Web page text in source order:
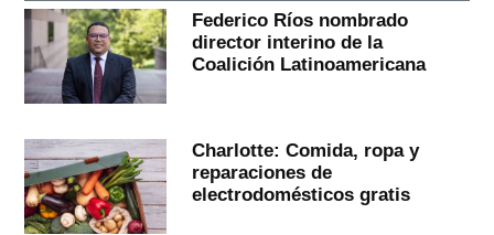
Federico Ríos nombrado
director interino de la
Coalición Latinoamericana
Charlotte: Comida, ropa y
reparaciones de
electrodomésticos gratis